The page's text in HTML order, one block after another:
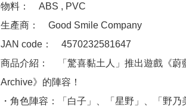
物料：　ABS , PVC
生產商：　Good Smile Company
JAN code：　4570232581647
商品介紹：　「驚喜黏土人」推出遊戲《蔚
Archive》的陣容！
・角色陣容：「白子」、「星野」、「野乃